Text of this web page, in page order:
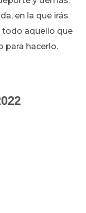
en la que irás
todo aquello que
para hacerlo.